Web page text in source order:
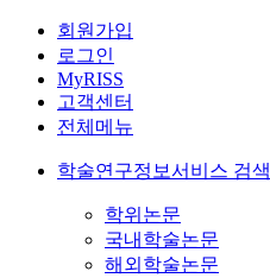
회원가입
로그인
MyRISS
고객센터
전체메뉴
학술연구정보서비스 검색
학위논문
국내학술논문
해외학술논문